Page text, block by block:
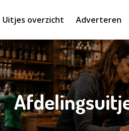
Uitjes overzicht Adverteren